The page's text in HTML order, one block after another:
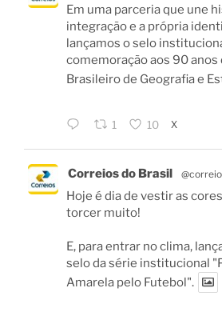
Em uma parceria que une
integração e a própria
lançamos o selo
comemoração aos 90
Brasileiro de Geografia e
1 10 X
Correios do Brasil
Hoje é dia de vestir as
torcer muito!
E, para entrar no clima,
selo da série institucional
Amarela pelo Futebol".